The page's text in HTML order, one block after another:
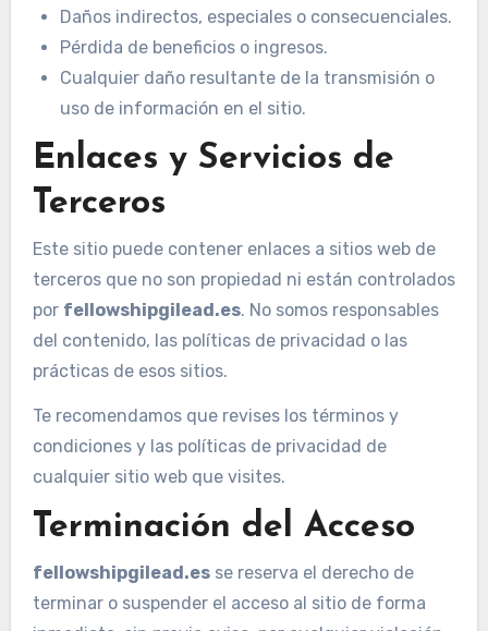
Daños indirectos, especiales o consecuenciales.
Pérdida de beneficios o ingresos.
Cualquier daño resultante de la transmisión o
uso de información en el sitio.
Enlaces y Servicios de
Terceros
Este sitio puede contener enlaces a sitios web de
terceros que no son propiedad ni están controlados
por fellowshipgilead.es. No somos responsables
del contenido, las políticas de privacidad o las
prácticas de esos sitios.
Te recomendamos que revises los términos y
condiciones y las políticas de privacidad de
cualquier sitio web que visites.
Terminación del Acceso
fellowshipgilead.esse reserva el derecho de
terminar o suspender el acceso al sitio de forma